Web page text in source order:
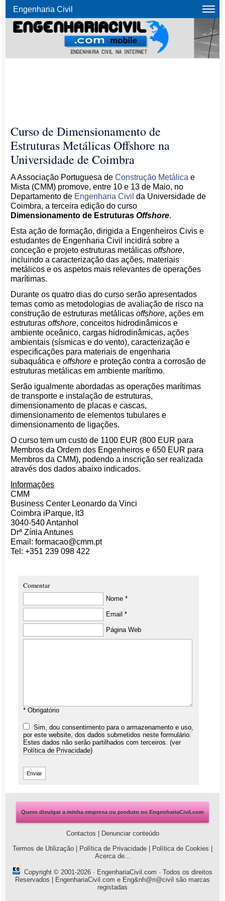
Engenharia Civil
Curso de Dimensionamento de
Estruturas Metálicas Offshore na
Universidade de Coimbra
A Associação Portuguesa deConstrução Metálica e
Mista (CMM) promove, entre 10 e 13 de Maio, no
Departamento de Engenharia Civil da Universidade de
Coimbra, a terceira edição do curso
Dimensionamento de EstruturasOffshore.
Esta ação de formação, dirigida a Engenheiros Civis e
estudantes de Engenharia Civil incidirá sobre a
conceção e projeto estruturas metálicasoffshore,
incluindo a caracterização das ações, materiais
metálicos e os aspetos mais relevantes de operações
marítimas.
Durante os quatro dias do curso serão apresentados
temas como as metodologias de avaliação de risco na
construção de estruturas metálicasoffshore, ações em
estruturasoffshore, conceitos hidrodinâmicos e
ambiente oceânico, cargas hidrodinâmicas, ações
ambientais (sísmicas e do vento), caracterização e
especificações para materiais de engenharia
subaquática eoffshore e proteção contra a corrosão de
estruturas metálicas em ambiente marítimo.
Serão igualmente abordadas as operações marítimas
de transporte e instalação de estruturas,
dimensionamento de placas e cascas,
dimensionamento de elementos tubulares e
dimensionamento de ligações.
O curso tem um custo de 1100 EUR (800 EUR para
Membros da Ordem dos Engenheiros e 650 EUR para
Membros da CMM), podendo a inscrição ser realizada
através dos dados abaixo indicados.
Informações
CMM
Business Center Leonardo da Vinci
Coimbra iParque, lt3
3040-540 Antanhol
Drª Zínia Antunes
Email: formacao@cmm.pt
Tel: +351 239 098 422
Comentar
Nome *
Email *
Página Web
* Obrigatório
Sim, dou consentimento para o armazenamento e uso,
por este website, dos dados submetidos neste formulário.
Estes dados não serão partilhados com terceiros. (ver
Política de Privacidade)
Quero divulgar a minha empresa ou produto no EngenhariaCivil.com
Contactos
Denunciar conteúdo
Termos de Utilização
Política de Privacidade Política de Cookies
Acerca de...
Copyright © 2001-2026 · EngenhariaCivil.com · Todos os direitos
Reservados | EngenhariaCivil.com e Eng&nh@ri@civil são marcas
registadas